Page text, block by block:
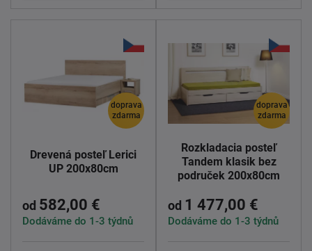
doprava
zdarma
Drevená posteľ Lerici
UP 200x80cm
od 582,00 €
Dodáváme do 1-3 týdnů
doprava
zdarma
Rozkladacia posteľ
Tandem klasik bez
područek 200x80cm
od 1 477,00 €
Dodáváme do 1-3 týdnů